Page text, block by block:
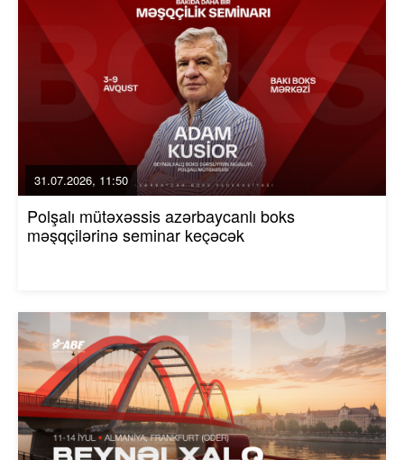
31.07.2026, 11:50
Polşalı mütəxəssis azərbaycanlı boks
məşqçilərinə seminar keçəcək